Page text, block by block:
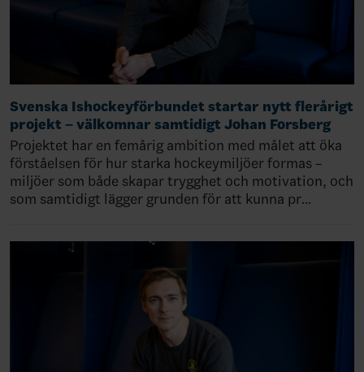
Svenska Ishockeyförbundet startar nytt flerårigt
projekt – välkomnar samtidigt Johan Forsberg
Projektet har en femårig ambition med målet att öka
förståelsen för hur starka hockeymiljöer formas –
miljöer som både skapar trygghet och motivation, och
som samtidigt lägger grunden för att kunna pr…